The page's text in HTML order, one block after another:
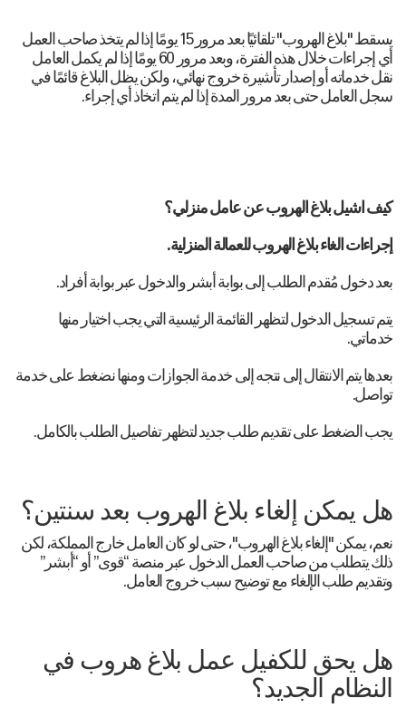
يسقط "بلاغ الهروب" تلقائيًا بعد مرور 15 يومًا إذا لم يتخذ صاحب العمل
أي إجراءات خلال هذه الفترة، وبعد مرور 60 يومًا إذا لم يكمل العامل
نقل خدماته أو إصدار تأشيرة خروج نهائي، ولكن يظل البلاغ قائمًا في
سجل العامل حتى بعد مرور المدة إذا لم يتم اتخاذ أي إجراء.
كيف اشيل بلاغ الهروب عن عامل منزلي؟
إجراءات الغاء بلاغ الهروب للعمالة المنزلية.
بعد دخول مُقدم الطلب إلى بوابة أبشر والدخول عبر بوابة أفراد.
يتم تسجيل الدخول لتظهر القائمة الرئيسية التي يجب اختيار منها
خدماتي.
بعدها يتم الانتقال إلى نتجه إلى خدمة الجوازات ومنها نضغط على خدمة
تواصل.
يجب الضغط على تقديم طلب جديد لتظهر تفاصيل الطلب بالكامل.
هل يمكن إلغاء بلاغ الهروب بعد سنتين؟
نعم، يمكن "إلغاء بلاغ الهروب"، حتى لو كان العامل خارج المملكة، لكن
ذلك يتطلب من صاحب العمل الدخول عبر منصة “قوى” أو “أبشر”
وتقديم طلب الإلغاء مع توضيح سبب خروج العامل.
هل يحق للكفيل عمل بلاغ هروب في
النظام الجديد؟